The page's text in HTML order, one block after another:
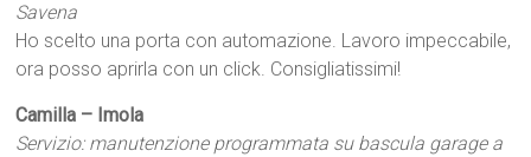
Savena
Ho scelto una porta con automazione. Lavoro impeccabile,
ora posso aprirla con un click. Consigliatissimi!
Camilla – Imola
Servizio: manutenzione programmata su bascula garage a